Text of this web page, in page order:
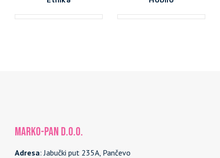
MARKO-PAN d.o.o.
Adresa: Jabučki put 235A, Pančevo